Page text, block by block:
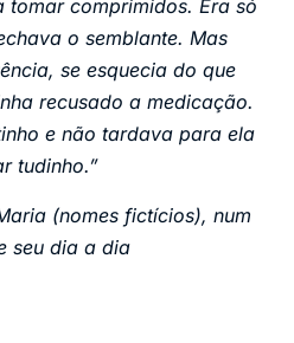
tomar comprimidos. Era só
o semblante. Mas
se esquecia do que
recusado a medicação.
e não tardava para ela
tudinho.”
(nomes fictícios), num
seu dia a dia